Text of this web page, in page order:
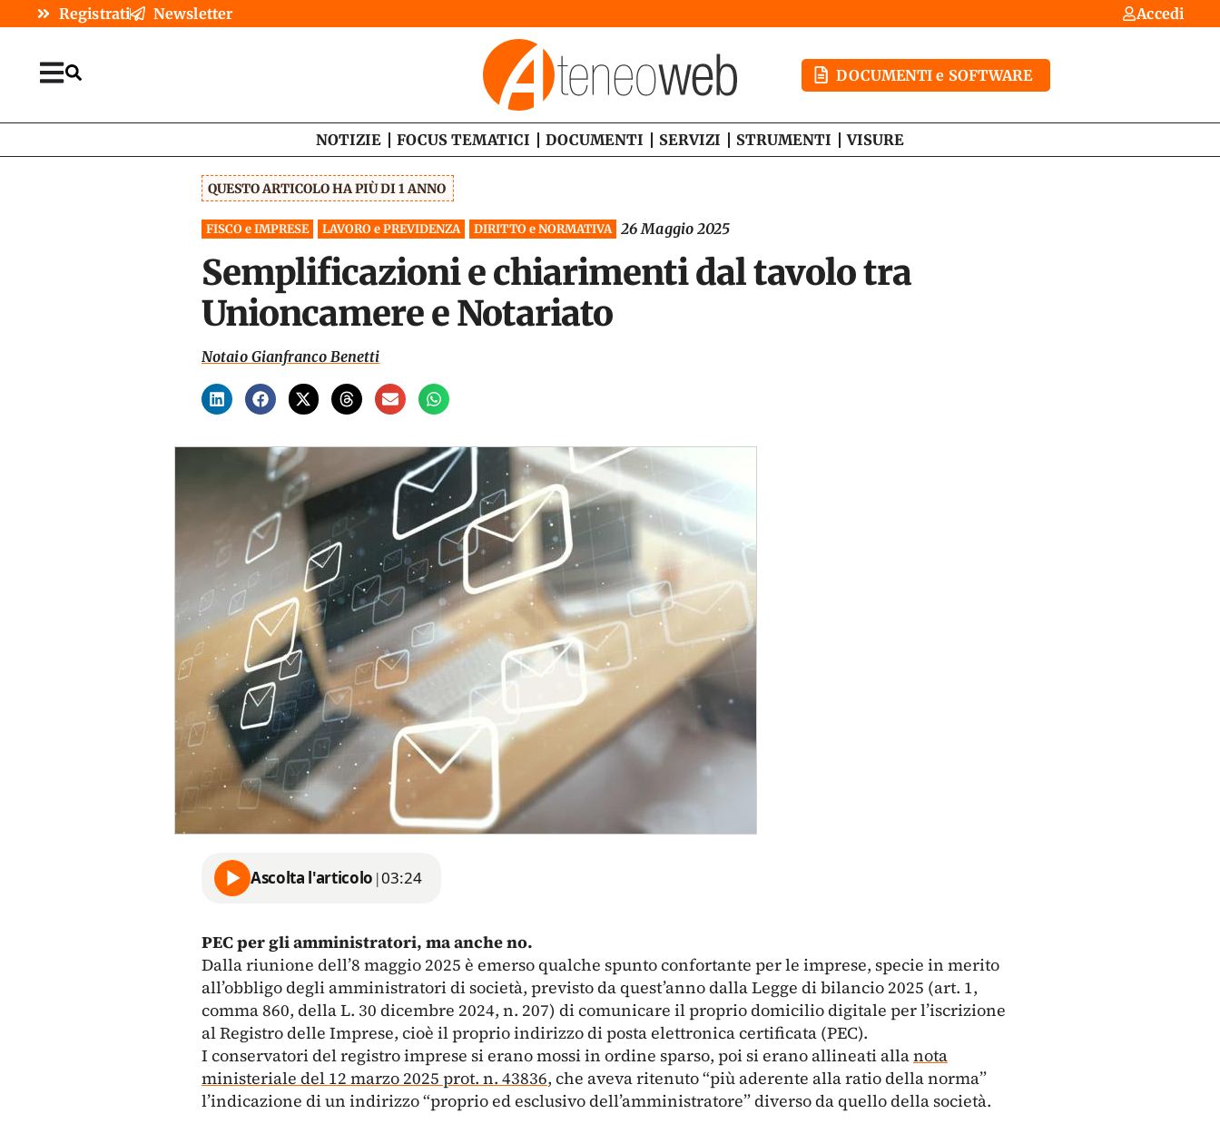
Registrati Newsletter Accedi
DOCUMENTI e SOFTWARE
NOTIZIE FOCUS TEMATICI DOCUMENTI SERVIZI STRUMENTI VISURE
QUESTO ARTICOLO HA PIÙ DI 1 ANNO
FISCO e IMPRESE LAVORO e PREVIDENZA DIRITTO e NORMATIVA 26 Maggio 2025
Semplificazioni e chiarimenti dal tavolo tra
Unioncamere e Notariato
Notaio Gianfranco Benetti
Ascolta l'articolo |03:24
PEC per gli amministratori, ma anche no.
Dalla riunione dell’8 maggio 2025 è emerso qualche spunto confortante per le imprese, specie in merito
all’obbligo degli amministratori di società, previsto da quest’anno dalla Legge di bilancio 2025 (art. 1,
comma 860, della L. 30 dicembre 2024, n. 207) di comunicare il proprio domicilio digitale per l’iscrizione
al Registro delle Imprese, cioè il proprio indirizzo di posta elettronica certificata (PEC).
I conservatori del registro imprese si erano mossi in ordine sparso, poi si erano allineati allanota
ministeriale del 12 marzo 2025 prot. n. 43836, che aveva ritenuto “più aderente alla ratio della norma”
l’indicazione di un indirizzo “proprio ed esclusivo dell’amministratore” diverso da quello della società.